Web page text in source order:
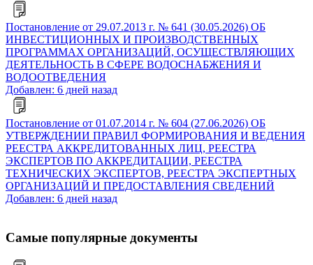
Постановление от 29.07.2013 г. № 641 (30.05.2026) ОБ
ИНВЕСТИЦИОННЫХ И ПРОИЗВОДСТВЕННЫХ
ПРОГРАММАХ ОРГАНИЗАЦИЙ, ОСУЩЕСТВЛЯЮЩИХ
ДЕЯТЕЛЬНОСТЬ В СФЕРЕ ВОДОСНАБЖЕНИЯ И
ВОДООТВЕДЕНИЯ
Добавлен: 6 дней назад
Постановление от 01.07.2014 г. № 604 (27.06.2026) ОБ
УТВЕРЖДЕНИИ ПРАВИЛ ФОРМИРОВАНИЯ И ВЕДЕНИЯ
РЕЕСТРА АККРЕДИТОВАННЫХ ЛИЦ, РЕЕСТРА
ЭКСПЕРТОВ ПО АККРЕДИТАЦИИ, РЕЕСТРА
ТЕХНИЧЕСКИХ ЭКСПЕРТОВ, РЕЕСТРА ЭКСПЕРТНЫХ
ОРГАНИЗАЦИЙ И ПРЕДОСТАВЛЕНИЯ СВЕДЕНИЙ
Добавлен: 6 дней назад
Самые популярные документы